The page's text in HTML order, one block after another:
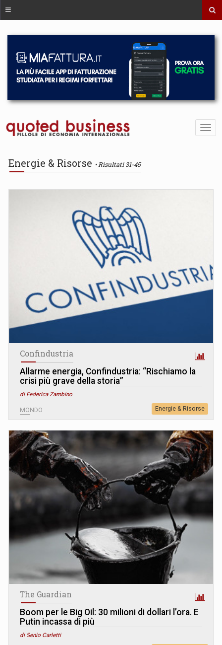
Energie & Risorse Risultati 31-45
Confindustria
Allarme energia, Confindustria: “Rischiamo la
crisi più grave della storia”
di Federica Zambino
MONDO Energie & Risorse
The Guardian
Boom per le Big Oil: 30 milioni di dollari l’ora. E
Putin incassa di più
di Senio Carletti